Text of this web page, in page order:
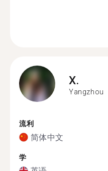
X.
Yangzhou
流利
简体中文
学